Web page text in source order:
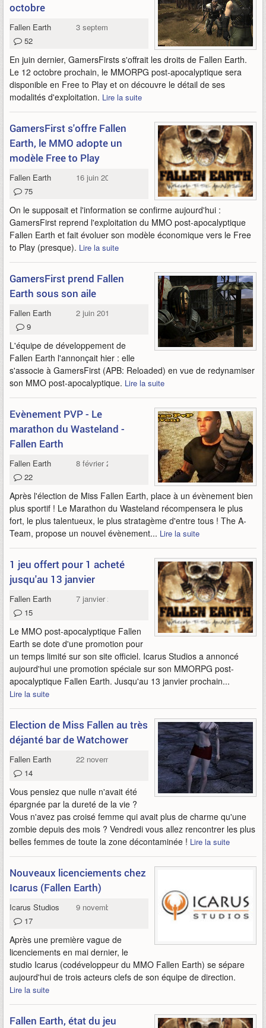
octobre
Fallen Earth
3 septembre 2011
52
En juin dernier, GamersFirsts s'offrait les droits de Fallen Earth.
Le 12 octobre prochain, le MMORPG post-apocalyptique sera
disponible en Free to Play et on découvre le détail de ses
modalités d'exploitation. Lire la suite
GamersFirst s'offre Fallen
Earth, le MMO adopte un
modèle Free to Play
Fallen Earth
16 juin 2011
75
On le supposait et l'information se confirme aujourd'hui :
GamersFirst reprend l'exploitation du MMO post-apocalyptique
Fallen Earth et fait évoluer son modèle économique vers le Free
to Play (presque). Lire la suite
GamersFirst prend Fallen
Earth sous son aile
Fallen Earth
2 juin 2011
9
L'équipe de développement de
Fallen Earth l'annonçait hier : elle
s'associe à GamersFirst (APB: Reloaded) en vue de redynamiser
son MMO post-apocalyptique. Lire la suite
Evènement PVP - Le
marathon du Wasteland -
Fallen Earth
Fallen Earth
8 février 2011
22
Après l'élection de Miss Fallen Earth, place à un évènement bien
plus sportif ! Le Marathon du Wasteland récompensera le plus
fort, le plus talentueux, le plus stratagème d'entre tous ! The A-
Team, propose un nouvel évènement... Lire la suite
1 jeu offert pour 1 acheté
jusqu'au 13 janvier
Fallen Earth
7 janvier 2011
15
Le MMO post-apocalyptique Fallen
Earth se dote d'une promotion pour
un temps limité sur son site officiel. Icarus Studios a annoncé
aujourd'hui une promotion spéciale sur son MMORPG post-
apocalyptique Fallen Earth. Jusqu'au 13 janvier prochain...
Lire la suite
Election de Miss Fallen au très
déjanté bar de Watchower
Fallen Earth
22 novembre 2010
14
Vous pensiez que nulle n'avait été
épargnée par la dureté de la vie ?
Vous n'avez pas croisé femme qui avait plus de charme qu'une
zombie depuis des mois ? Vendredi vous allez rencontrer les plus
belles femmes de toute la zone décontaminée ! Lire la suite
Nouveaux licenciements chez
Icarus (Fallen Earth)
Icarus Studios
9 novembre 2010
17
Après une première vague de
licenciements en mai dernier, le
studio Icarus (codéveloppeur du MMO Fallen Earth) se sépare
aujourd'hui de trois acteurs clefs de son équipe de direction.
Lire la suite
Fallen Earth, état du jeu